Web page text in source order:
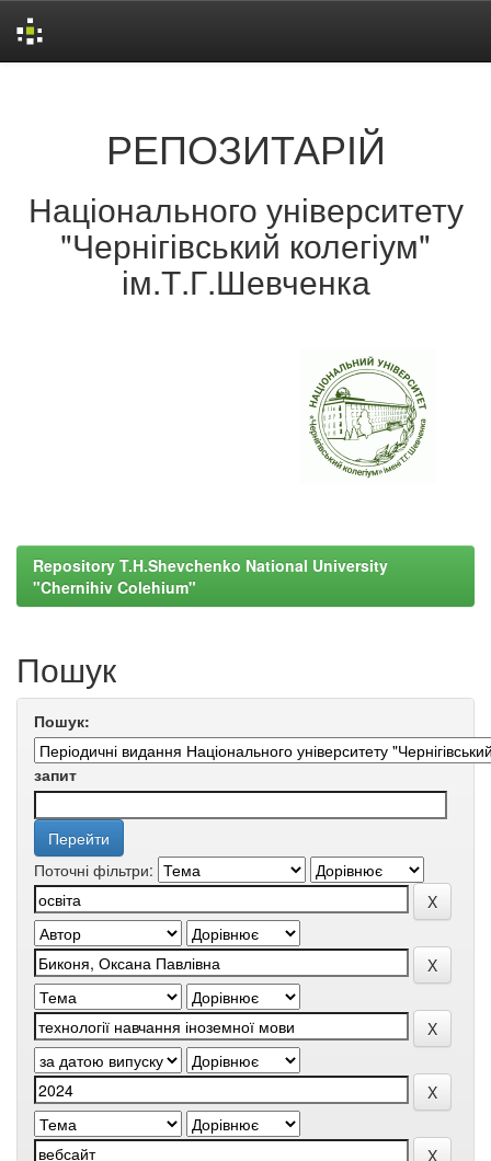
РЕПОЗИТАРІЙ
Національного університету
"Чернігівський колегіум"
ім.Т.Г.Шевченка
Repository T.H.Shevchenko National University
"Chernihiv Colehium"
Пошук
Пошук:
запит
Поточні фільтри: